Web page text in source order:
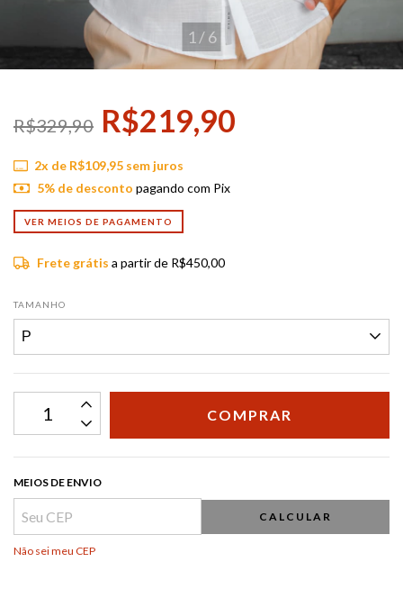
1 /6
R$329,90 R$219,90
2x de R$109,95sem juros
5% de desconto pagando com Pix
VER MEIOS DE PAGAMENTO
Frete grátis a partir de R$450,00
TAMANHO
MEIOS DE ENVIO
CALCULAR
Não sei meu CEP